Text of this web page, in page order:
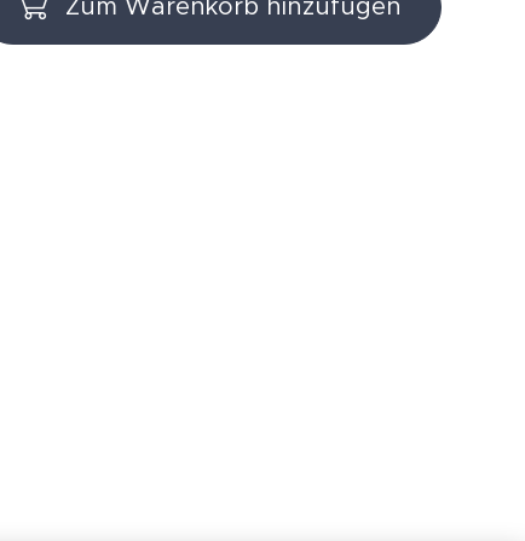
Zum Warenkorb hinzufügen